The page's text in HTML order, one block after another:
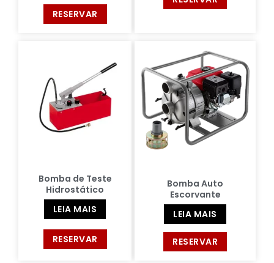
RESERVAR
Bomba de Teste
Hidrostático
LEIA MAIS
RESERVAR
Bomba Auto
Escorvante
LEIA MAIS
RESERVAR